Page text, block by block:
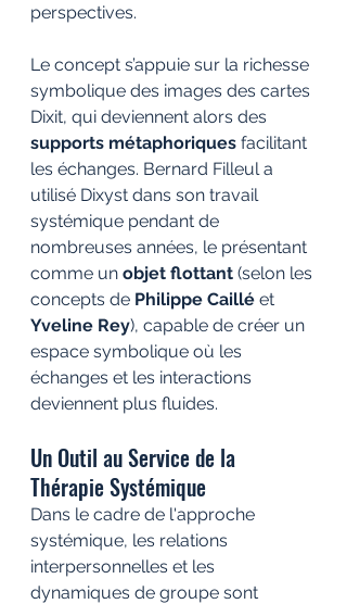
perspectives.
Le concept s’appuie sur la richesse
symbolique des images des cartes
Dixit, qui deviennent alors des
supports métaphoriques facilitant
les échanges. Bernard Filleul a
utilisé Dixyst dans son travail
systémique pendant de
nombreuses années, le présentant
comme un objet flottant (selon les
concepts de Philippe Caillé et
Yveline Rey), capable de créer un
espace symbolique où les
échanges et les interactions
deviennent plus fluides.
Un Outil au Service de la
Thérapie Systémique
Dans le cadre de l'approche
systémique, les relations
interpersonnelles et les
dynamiques de groupe sont